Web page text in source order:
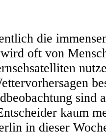
die
oft von
sind
kaum
in dieser